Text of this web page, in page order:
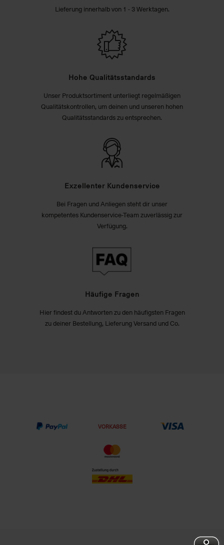
Lieferung innerhalb von 1 - 3 Werktagen.
Hohe Qualitätsstandards
Unser Produktsortiment unterliegt regelmäßigen
Qualitätskontrollen, um deinen und unseren hohen
Qualitätsstandards zu entsprechen.
Exzellenter Kundenservice
Bei Fragen und Anliegen steht dir unser
kompetentes Kundenservice-Team zuverlässig zur
Verfügung.
Häufige Fragen
Hier findest du Antworten zu den häufigsten Fragen
zu deiner Bestellung, Lieferung Versand und Co.
VORKASSE